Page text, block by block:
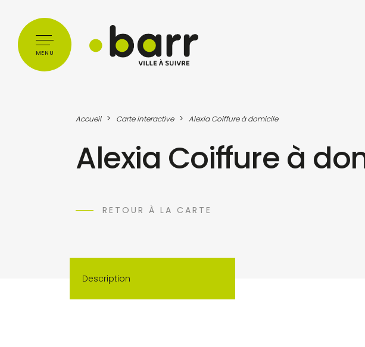
MENU
Accueil > Carte interactive > Alexia Coiffure à domicile
Alexia Coiffure à
RETOUR À LA CARTE
Description